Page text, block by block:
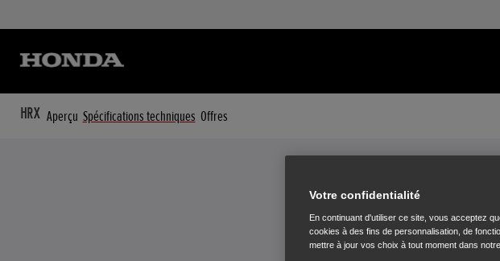
HRX Aperçu Spécifications techniques Offres
VOTRE
Votre confidentialité
En continuant d'utiliser ce site, vous acceptez
cookies à des fins de personnalisation, de
mettre à jour vos choix à tout moment dans